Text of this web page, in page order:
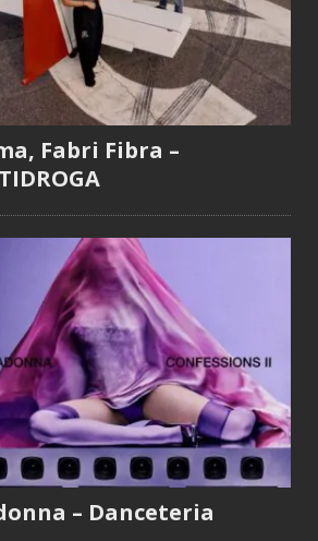
Fabri Fibra –
– Danceteria